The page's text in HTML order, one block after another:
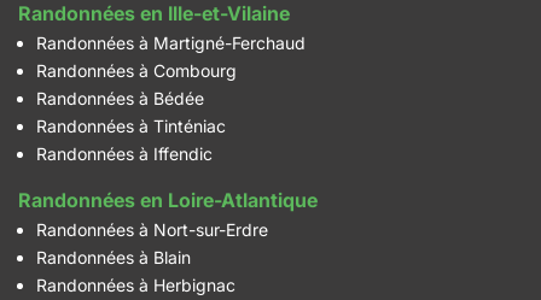
Randonnées en Ille-et-Vilaine
Randonnées à Martigné-Ferchaud
Randonnées à Combourg
Randonnées à Bédée
Randonnées à Tinténiac
Randonnées à Iffendic
Randonnées en Loire-Atlantique
Randonnées à Nort-sur-Erdre
Randonnées à Blain
Randonnées à Herbignac